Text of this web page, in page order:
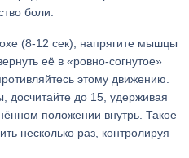
боли.
(8-12 сек), напрягите мышцы
её в «ровно-согнутое»
этому движению.
до 15, удерживая
положении внутрь. Такое
несколько раз, контролируя